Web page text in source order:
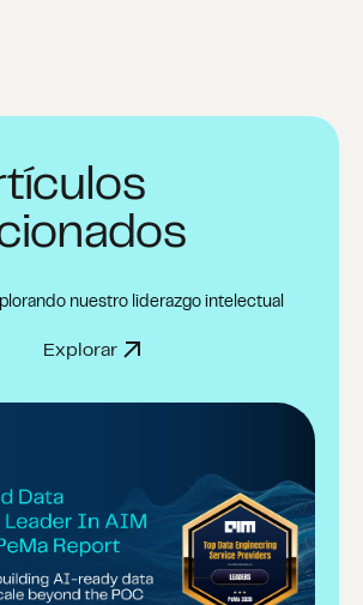
nuestro liderazgo intelectual
Explorar